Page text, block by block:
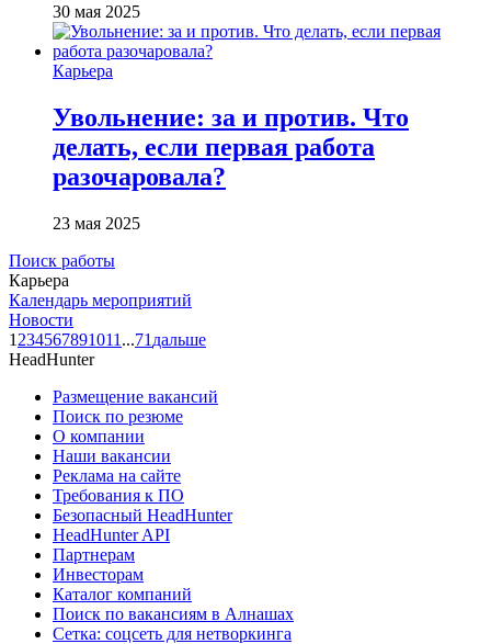
30 мая 2025
Карьера
Увольнение: за и против. Что
делать, если первая работа
разочаровала?
23 мая 2025
Поиск работы
Карьера
Календарь мероприятий
Новости
1 234567891011 ...71 дальше
HeadHunter
Размещение вакансий
Поиск по резюме
О компании
Наши вакансии
Реклама на сайте
Требования к ПО
Безопасный HeadHunter
HeadHunter API
Партнерам
Инвесторам
Каталог компаний
Поиск по вакансиям в Алнашах
Сетка: соцсеть для нетворкинга